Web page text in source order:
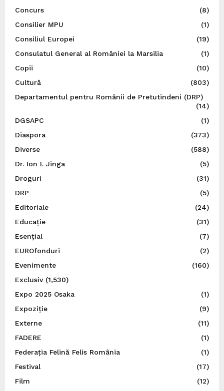
Concurs
(8)
Consilier MPU
(1)
Consiliul Europei
(19)
Consulatul General al României la Marsilia
(1)
Copii
(10)
Cultură
(803)
Departamentul pentru Românii de Pretutindeni (DRP)
(14)
DGSAPC
(1)
Diaspora
(373)
Diverse
(588)
Dr. Ion I. Jinga
(5)
Droguri
(31)
DRP
(5)
Editoriale
(24)
Educație
(31)
Esențial
(7)
EUROfonduri
(2)
Evenimente
(160)
Exclusiv(1,530)
Expo 2025 Osaka
(1)
Expoziție
(9)
Externe
(11)
FADERE
(1)
Federația Felină Felis România
(1)
Festival
(17)
Film
(12)